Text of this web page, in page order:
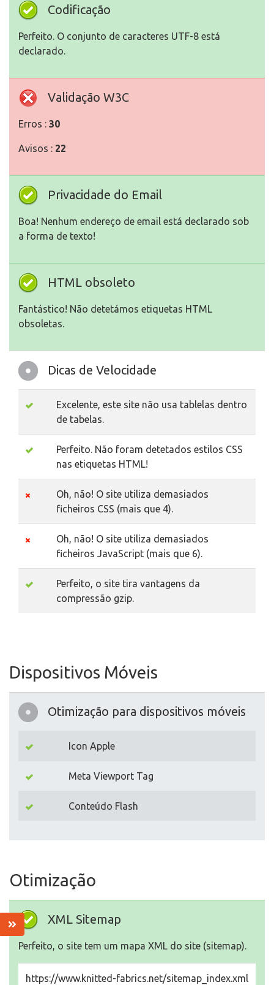
Codificação
Perfeito. O conjunto de caracteres UTF-8 está
declarado.
Validação W3C
Erros : 30
Avisos : 22
Privacidade do Email
Boa! Nenhum endereço de email está declarado sob
a forma de texto!
HTML obsoleto
Fantástico! Não detetámos etiquetas HTML
obsoletas.
Dicas de Velocidade
Excelente, este site não usa tablelas dentro
de tabelas.
Perfeito. Não foram detetados estilos CSS
nas etiquetas HTML!
Oh, não! O site utiliza demasiados
ficheiros CSS (mais que 4).
Oh, não! O site utiliza demasiados
ficheiros JavaScript (mais que 6).
Perfeito, o site tira vantagens da
compressão gzip.
Dispositivos Móveis
Otimização para dispositivos móveis
Icon Apple
Meta Viewport Tag
Conteúdo Flash
Otimização
XML Sitemap
Perfeito, o site tem um mapa XML do site (sitemap).
https://www.knitted-fabrics.net/sitemap_index.xml